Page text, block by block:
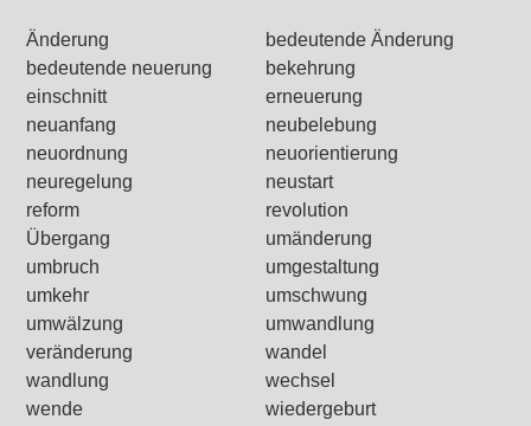
Änderung
bedeutende Änderung
bedeutende neuerung
bekehrung
einschnitt
erneuerung
neuanfang
neubelebung
neuordnung
neuorientierung
neuregelung
neustart
reform
revolution
Übergang
umänderung
umbruch
umgestaltung
umkehr
umschwung
umwälzung
umwandlung
veränderung
wandel
wandlung
wechsel
wende
wiedergeburt